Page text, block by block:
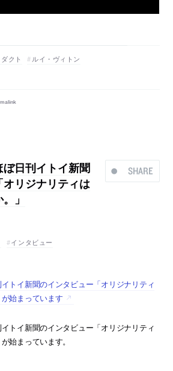
クト ルイ・ヴィトン
SHARE
日刊イトイ新聞
リジナリティは
」
インタビュー
トイ新聞のインタビュー「オリジナリティ
始まっています
トイ新聞のインタビュー「オリジナリティ
始まっています。